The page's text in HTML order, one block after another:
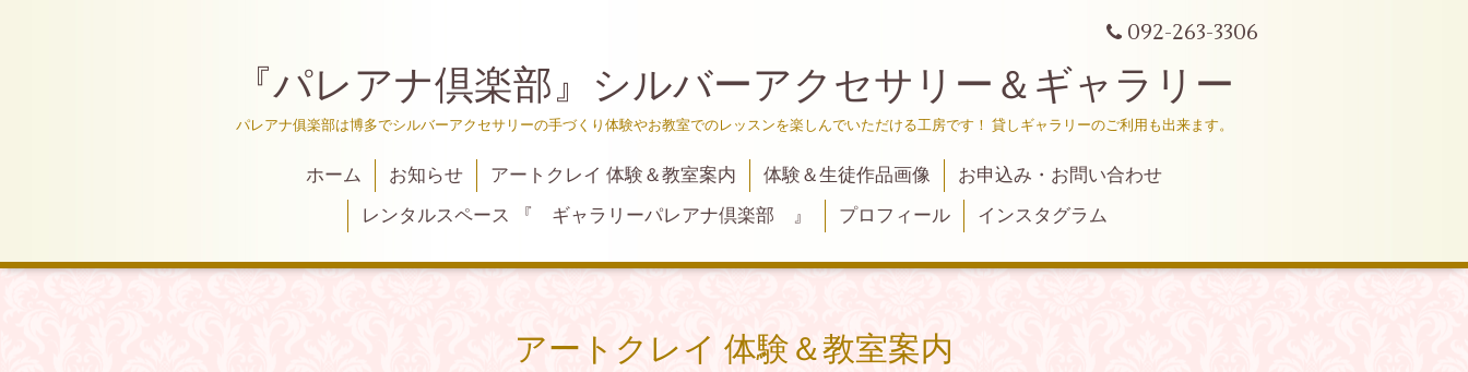
092-263-3306
『パレアナ倶楽部』シルバーアクセサリー＆ギャラリー
パレアナ俱楽部は博多でシルバーアクセサリーの手づくり体験やお教室でのレッスンを楽しんでいただける工房です！ 貸しギャラリーのご利用も出来ます。
ホーム お知らせ アートクレイ 体験＆教室案内 体験＆生徒作品画像
お申込み・お問い合わせ
レンタルスペース 『 ギャラリーパレアナ倶楽部 』
プロフィール インスタグラム
アートクレイ 体験＆教室案内